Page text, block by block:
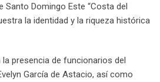
Santo Domingo Este “Costa del
la identidad y la riqueza histórica
presencia de funcionarios del
García de Astacio, así como